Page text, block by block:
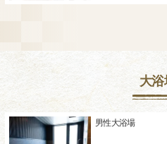
大浴
男性大浴場